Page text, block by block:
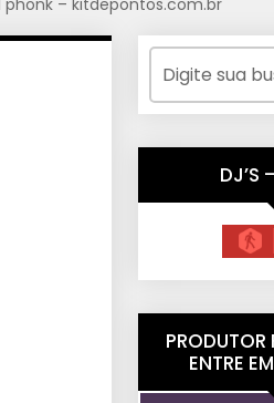
– kitdepontos.com.br
DJ’S
PRODUTOR
ENTRE